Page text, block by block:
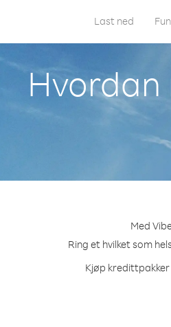
Last ned
Hvordan
Med
Ring et hvilket som
Kjøp